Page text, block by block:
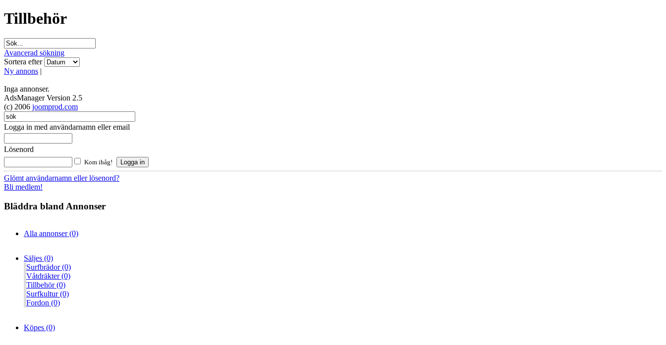
Tillbehör
Avancerad sökning
Sortera efter
Ny annons |
Inga annonser.
AdsManager Version 2.5
(c) 2006 joomprod.com
Logga in med användarnamn eller email
Lösenord
Kom ihåg!
Glömt användarnamn eller lösenord?
Bli medlem!
Bläddra bland Annonser
Alla annonser (0)
Säljes (0)
Surfbrädor (0)
Våtdräkter (0)
Tillbehör (0)
Surfkultur (0)
Fordon (0)
Köpes (0)